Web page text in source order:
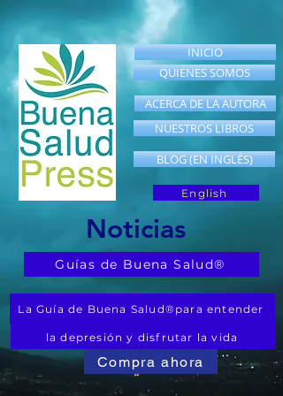
La Guía de Buena Salud®para entender
English
Noticias
Guías de Buena Salud®
la depresión y disfrutar la vida
BLOG (EN INGLÉS)
NUESTROS LIBROS
ACERCA DE LA AUTORA
QUIENES SOMOS
INICIO
Compra ahora